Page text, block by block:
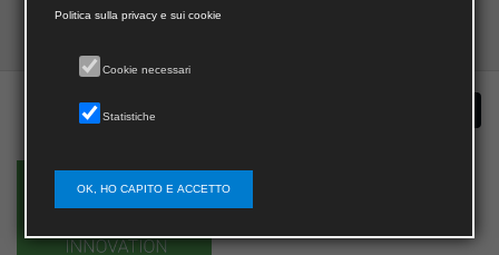
Politica sulla privacy e sui cookie
Cookie necessari
Statistiche
OK, HO CAPITO E ACCETTO